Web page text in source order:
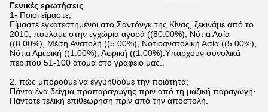
Γενικές ερωτήσεις
1- Ποιοι είμαστε;
Είμαστε εγκατεστημένοι στο Σαντόνγκ της Κίνας, ξεκινάμε από το
2010, πουλάμε στην εγχώρια αγορά ((80.00%), Νότια Ασία
((8.00%), Μέση Ανατολή ((5.00%), Νοτιοανατολική Ασία ((5.00%),
Νότια Αμερική ((1.00%), Αφρική ((1.00%).Υπάρχουν συνολικά
περίπου 51-100 άτομα στο γραφείο μας..
2. πώς μπορούμε να εγγυηθούμε την ποιότητα;
Πάντα ένα δείγμα προπαραγωγής πριν από τη μαζική παραγωγή·
Πάντοτε τελική επιθεώρηση πριν από την αποστολή.